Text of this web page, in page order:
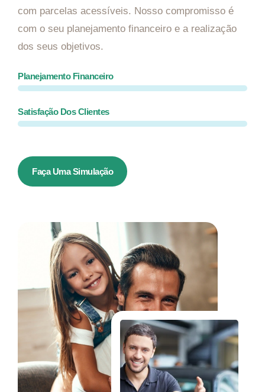
com parcelas acessíveis. Nosso compromisso é
com o seu planejamento financeiro e a realização
dos seus objetivos.
Planejamento Financeiro
Satisfação Dos Clientes
Faça Uma Simulação